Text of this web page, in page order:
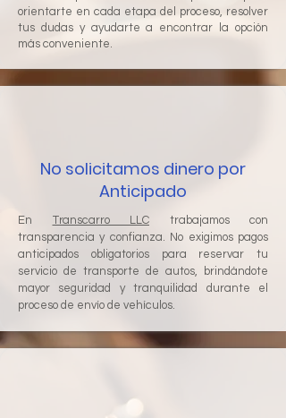
orientarte en cada etapa del proceso, resolver
tus dudas y ayudarte a encontrar la opción
más conveniente.
No solicitamos dinero por
Anticipado
En Transcarro LLC trabajamos con
transparencia y confianza. No exigimos pagos
anticipados obligatorios para reservar tu
servicio de transporte de autos, brindándote
mayor seguridad y tranquilidad durante el
proceso de envío de vehículos.